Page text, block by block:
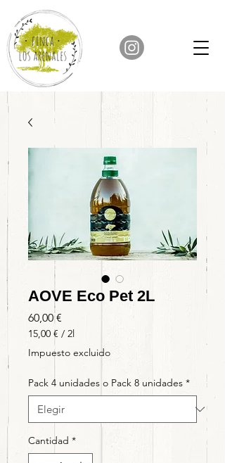
AOVE Eco Pet 2L
60,00 €
15,00 € / 2l
15,00 €
por
Litros
Impuesto excluido
Pack 4 unidades o Pack 8 unidades *
Cantidad *